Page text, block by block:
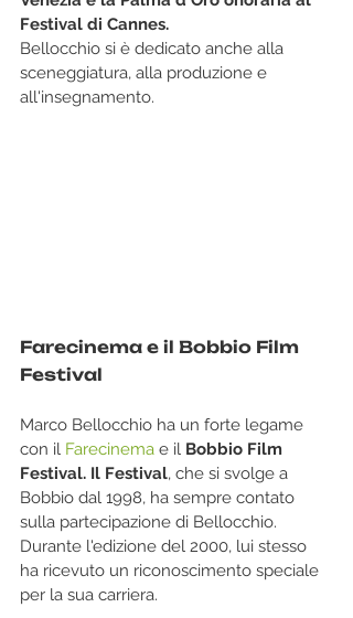
Festival di Cannes.
Bellocchio si è dedicato anche alla
sceneggiatura, alla produzione e
all'insegnamento.
Farecinema e il Bobbio Film
Festival
Marco Bellocchio ha un forte legame
con il Farecinema e il Bobbio Film
Festival. Il Festival, che si svolge a
Bobbio dal 1998, ha sempre contato
sulla partecipazione di Bellocchio.
Durante l'edizione del 2000, lui stesso
ha ricevuto un riconoscimento speciale
per la sua carriera.